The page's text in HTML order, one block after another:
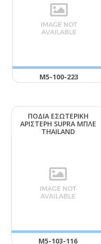
Μ5-100-223
ΠΟΔΙΑ ΕΣΩΤΕΡΙΚΗ
ΑΡΙΣΤΕΡΗ SUΡRΑ ΜΠΛΕ
ΤΗΑΙLΑΝD
Μ5-103-116